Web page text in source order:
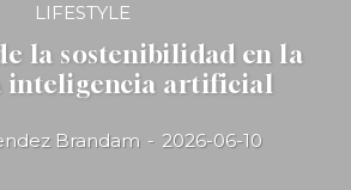
LIFESTYLE
la sostenibilidad en la
inteligencia artificial
Brandam - 2026-06-10